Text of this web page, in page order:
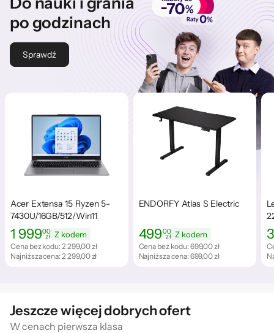
po godzinach
Sprawdź
Acer Extensa 15 Ryzen 5-
7430U/16GB/512/Win11
Cena: 1 999,00 zł
1 99900
zł Z kodem
Cena bez kodu: 2 299,00 zł
Najniższa cena: 2 299,00 zł
ENDORFY Atlas S Electric
Cena: 499,00 zł
49900
zł Z kodem
Cena bez kodu: 699,00 zł
Najniższa cena: 699,00 zł
Jeszcze więcej dobrych ofert
W cenach pierwsza klasa